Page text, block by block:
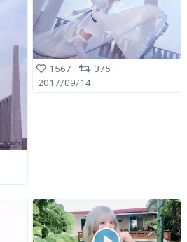
1567
375
2017/09/14